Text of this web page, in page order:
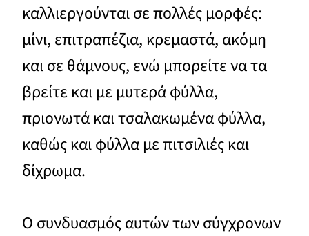
καλλιεργούνται σε πολλές μορφές:
μίνι, επιτραπέζια, κρεμαστά, ακόμη
και σε θάμνους, ενώ μπορείτε να τα
βρείτε και με μυτερά φύλλα,
πριονωτά και τσαλακωμένα φύλλα,
καθώς και φύλλα με πιτσιλιές και
δίχρωμα.
Ο συνδυασμός αυτών των σύγχρονων